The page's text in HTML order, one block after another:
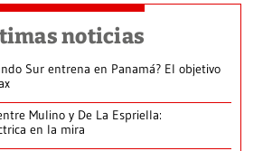
noticias
Sur entrena en Panamá? El objetivo
Mulino y De La Espriella:
en la mira